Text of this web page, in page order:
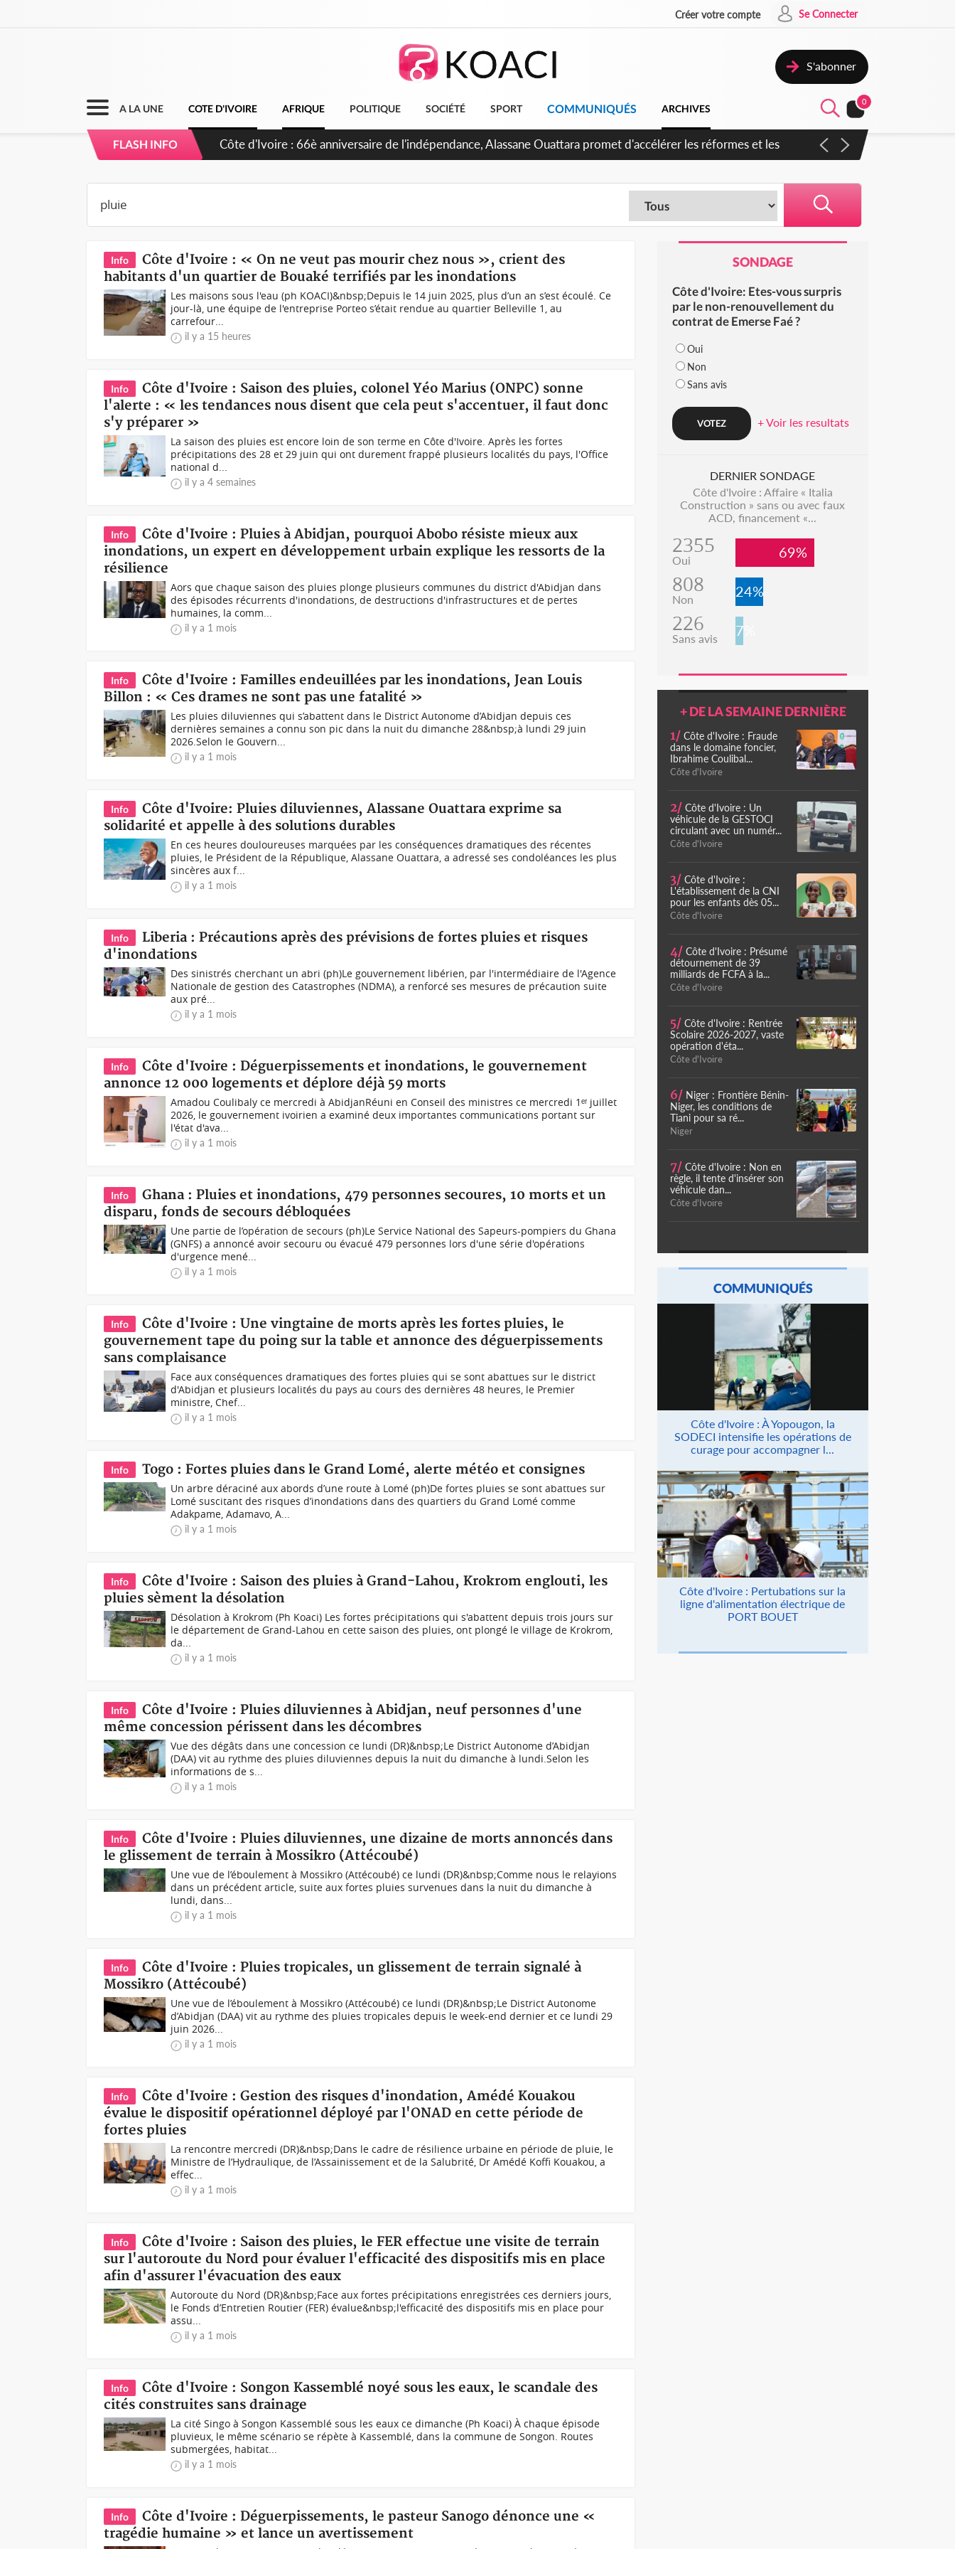
Créer votre compte Se Connecter
S'abonner
A LA UNE COTE D'IVOIRE AFRIQUE POLITIQUE SOCIÉTÉ SPORT COMMUNIQUÉS ARCHIVES
0
FLASH INFO
Côte d'Ivoire : À Abidjan, Amadou Oury Bah admire le modèle ivoirien et veut s'en inspirer pour accélérer le
Info
Côte d'Ivoire : « On ne veut pas mourir chez nous », crient des
habitants d'un quartier de Bouaké terrifiés par les inondations
Les maisons sous l'eau (ph KOACI)&nbsp;Depuis le 14 juin 2025, plus d’un an s’est écoulé. Ce
jour-là, une équipe de l'entreprise Porteo s’était rendue au quartier Belleville 1, au
carrefour...
il y a 15 heures
Info
Côte d'Ivoire : Saison des pluies, colonel Yéo Marius (ONPC) sonne
l'alerte : « les tendances nous disent que cela peut s'accentuer, il faut donc
s'y préparer »
La saison des pluies est encore loin de son terme en Côte d'Ivoire. Après les fortes
précipitations des 28 et 29 juin qui ont durement frappé plusieurs localités du pays, l'Office
national d...
il y a 4 semaines
Info
Côte d'Ivoire : Pluies à Abidjan, pourquoi Abobo résiste mieux aux
inondations, un expert en développement urbain explique les ressorts de la
résilience
Aors que chaque saison des pluies plonge plusieurs communes du district d'Abidjan dans
des épisodes récurrents d'inondations, de destructions d'infrastructures et de pertes
humaines, la comm...
il y a 1 mois
Info
Côte d'Ivoire : Familles endeuillées par les inondations, Jean Louis
Billon : « Ces drames ne sont pas une fatalité »
Les pluies diluviennes qui s’abattent dans le District Autonome d’Abidjan depuis ces
dernières semaines a connu son pic dans la nuit du dimanche 28&nbsp;à lundi 29 juin
2026.Selon le Gouvern...
il y a 1 mois
Info
Côte d'Ivoire: Pluies diluviennes, Alassane Ouattara exprime sa
solidarité et appelle à des solutions durables
En ces heures douloureuses marquées par les conséquences dramatiques des récentes
pluies, le Président de la République, Alassane Ouattara, a adressé ses condoléances les plus
sincères aux f...
il y a 1 mois
Info
Liberia : Précautions après des prévisions de fortes pluies et risques
d'inondations
Des sinistrés cherchant un abri (ph)Le gouvernement libérien, par l'intermédiaire de l'Agence
Nationale de gestion des Catastrophes (NDMA), a renforcé ses mesures de précaution suite
aux pré...
il y a 1 mois
Info
Côte d'Ivoire : Déguerpissements et inondations, le gouvernement
annonce 12 000 logements et déplore déjà 59 morts
Amadou Coulibaly ce mercredi à AbidjanRéuni en Conseil des ministres ce mercredi 1ᵉʳ juillet
2026, le gouvernement ivoirien a examiné deux importantes communications portant sur
l'état d'ava...
il y a 1 mois
Info
Ghana : Pluies et inondations, 479 personnes secoures, 10 morts et un
disparu, fonds de secours débloquées
Une partie de l’opération de secours (ph)Le Service National des Sapeurs-pompiers du Ghana
(GNFS) a annoncé avoir secouru ou évacué 479 personnes lors d'une série d'opérations
d'urgence mené...
il y a 1 mois
Info
Côte d'Ivoire : Une vingtaine de morts après les fortes pluies, le
gouvernement tape du poing sur la table et annonce des déguerpissements
sans complaisance
Face aux conséquences dramatiques des fortes pluies qui se sont abattues sur le district
d'Abidjan et plusieurs localités du pays au cours des dernières 48 heures, le Premier
ministre, Chef...
il y a 1 mois
Info Togo : Fortes pluies dans le Grand Lomé, alerte météo et consignes
Un arbre déraciné aux abords d’une route à Lomé (ph)De fortes pluies se sont abattues sur
Lomé suscitant des risques d’inondations dans des quartiers du Grand Lomé comme
Adakpame, Adamavo, A...
il y a 1 mois
Info
Côte d'Ivoire : Saison des pluies à Grand-Lahou, Krokrom englouti, les
pluies sèment la désolation
Désolation à Krokrom (Ph Koaci) Les fortes précipitations qui s'abattent depuis trois jours sur
le département de Grand-Lahou en cette saison des pluies, ont plongé le village de Krokrom,
da...
il y a 1 mois
Info
Côte d'Ivoire : Pluies diluviennes à Abidjan, neuf personnes d'une
même concession périssent dans les décombres
Vue des dégâts dans une concession ce lundi (DR)&nbsp;Le District Autonome d’Abidjan
(DAA) vit au rythme des pluies diluviennes depuis la nuit du dimanche à lundi.Selon les
informations de s...
il y a 1 mois
Info
Côte d'Ivoire : Pluies diluviennes, une dizaine de morts annoncés dans
le glissement de terrain à Mossikro (Attécoubé)
Une vue de l’éboulement à Mossikro (Attécoubé) ce lundi (DR)&nbsp;Comme nous le relayions
dans un précédent article, suite aux fortes pluies survenues dans la nuit du dimanche à
lundi, dans...
il y a 1 mois
Info
Côte d'Ivoire : Pluies tropicales, un glissement de terrain signalé à
Mossikro (Attécoubé)
Une vue de l’éboulement à Mossikro (Attécoubé) ce lundi (DR)&nbsp;Le District Autonome
d’Abidjan (DAA) vit au rythme des pluies tropicales depuis le week-end dernier et ce lundi 29
juin 2026...
il y a 1 mois
Info
Côte d'Ivoire : Gestion des risques d'inondation, Amédé Kouakou
évalue le dispositif opérationnel déployé par l'ONAD en cette période de
fortes pluies
La rencontre mercredi (DR)&nbsp;Dans le cadre de résilience urbaine en période de pluie, le
Ministre de l’Hydraulique, de l’Assainissement et de la Salubrité, Dr Amédé Koffi Kouakou, a
effec...
il y a 1 mois
Info
Côte d'Ivoire : Saison des pluies, le FER effectue une visite de terrain
sur l'autoroute du Nord pour évaluer l'efficacité des dispositifs mis en place
afin d'assurer l'évacuation des eaux
Autoroute du Nord (DR)&nbsp;Face aux fortes précipitations enregistrées ces derniers jours,
le Fonds d’Entretien Routier (FER) évalue&nbsp;l'efficacité des dispositifs mis en place pour
assu...
il y a 1 mois
Info
Côte d'Ivoire : Songon Kassemblé noyé sous les eaux, le scandale des
cités construites sans drainage
La cité Singo à Songon Kassemblé sous les eaux ce dimanche (Ph Koaci) À chaque épisode
pluvieux, le même scénario se répète à Kassemblé, dans la commune de Songon. Routes
submergées, habitat...
il y a 1 mois
Info
Côte d'Ivoire : Déguerpissements, le pasteur Sanogo dénonce une «
tragédie humaine » et lance un avertissement
SONDAGE
Côte d'Ivoire: Etes-vous surpris
par le non-renouvellement du
contrat de Emerse Faé ?
Oui
Non
Sans avis
+ Voir les resultats
DERNIER SONDAGE
Côte d'Ivoire : Affaire « Italia
Construction » sans ou avec faux
ACD, financement «...
2355
Oui 69%
808
Non 24%
226
Sans avis 7%
+ DE LA SEMAINE DERNIÈRE
1/ Côte d'Ivoire : Fraude
dans le domaine foncier,
Ibrahime Coulibal...
Côte d'Ivoire
2/ Côte d'Ivoire : Un
véhicule de la GESTOCI
circulant avec un numér...
Côte d'Ivoire
3/ Côte d'Ivoire :
L'établissement de la CNI
pour les enfants dès 05...
Côte d'Ivoire
4/ Côte d'Ivoire : Présumé
détournement de 39
milliards de FCFA à la...
Côte d'Ivoire
5/ Côte d'Ivoire : Rentrée
Scolaire 2026-2027, vaste
opération d'éta...
Côte d'Ivoire
6/ Niger : Frontière Bénin-
Niger, les conditions de
Tiani pour sa ré...
Niger
7/ Côte d'Ivoire : Non en
règle, il tente d'insérer son
véhicule dan...
Côte d'Ivoire
COMMUNIQUÉS
Côte d'Ivoire : À Yopougon, la
SODECI intensifie les opérations de
curage pour accompagner l...
Côte d'Ivoire : Pertubations sur la
ligne d'alimentation électrique de
PORT BOUET